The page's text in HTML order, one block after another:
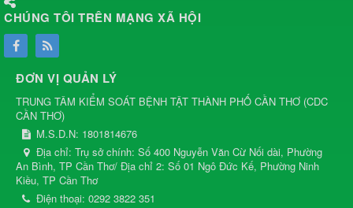
CHÚNG TÔI TRÊN MẠNG XÃ HỘI
ĐƠN VỊ QUẢN LÝ
TRUNG TÂM KIỂM SOÁT BỆNH TẬT THÀNH PHỐ CẦN THƠ (CDC
CẦN THƠ)
M.S.D.N: 1801814676
Địa chỉ: Trụ sở chính: Số 400 Nguyễn Văn Cừ Nối dài, Phường
An Bình, TP Cần Thơ/ Địa chỉ 2: Số 01 Ngô Đức Kế, Phường Ninh
Kiều, TP Cần Thơ
Điện thoại: 0292 3822 351